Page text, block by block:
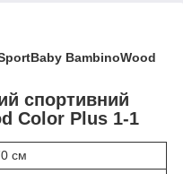
BambinoWood
спортивний
Color Plus 1-1
см